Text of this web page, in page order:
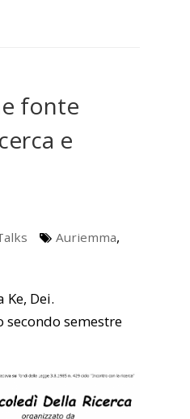
fonte
e
Auriemma,
Dei.
semestre